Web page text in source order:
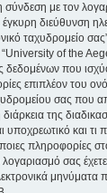
σύνδεση με τον
διεύθυνση
ταχυδρομείο
of the
δεδομένων που
επιπλέον του
σας που
της
υποχρεωτικό και τι
πληροφορίες
σας
μηνύματα